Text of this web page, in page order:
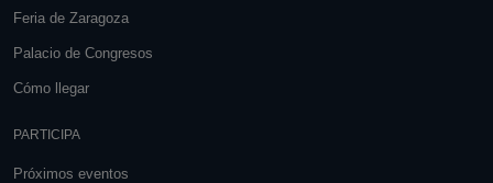
Feria de Zaragoza
Palacio de Congresos
Cómo llegar
PARTICIPA
Próximos eventos